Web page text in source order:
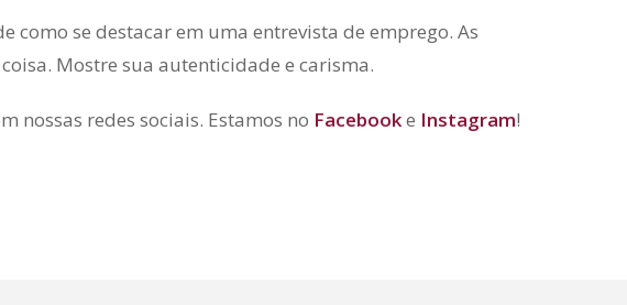
se destacar em uma entrevista de emprego. As
Mostre sua autenticidade e carisma.
nossas redes sociais. Estamos no Facebooke Instagram!